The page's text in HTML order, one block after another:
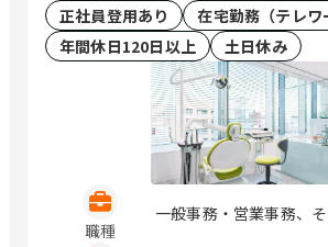
正社員登用あり
在宅勤務（テレワ
年間休日120日以上
土日休み
職種
一般事務・営業事務、